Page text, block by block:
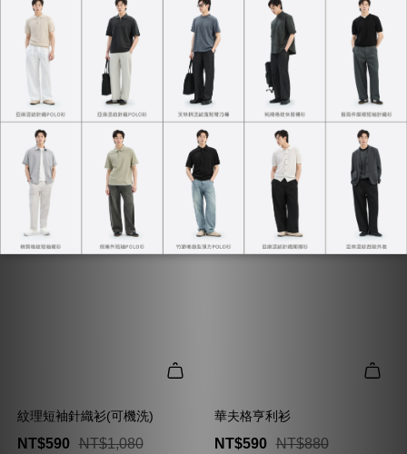
快乾寬鬆華夫格TEE
NT$590 NT$980
+1
快乾拉格蘭華夫格TEE
NT$590 NT$980
紋理短袖針織衫(可機洗)
NT$590 NT$1,080
華夫格亨利衫
NT$590 NT$880